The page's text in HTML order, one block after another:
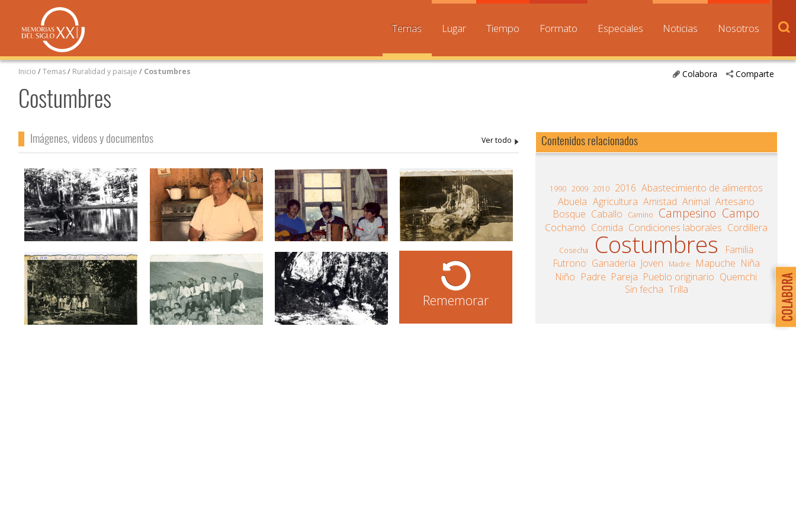
Temas Lugar Tiempo Formato Especiales Noticias Nosotros
Comparte
Colabora
Inicio /Temas/ Ruralidad y paisaje / Costumbres
Costumbres
Imágenes, videos y documentos
Rememorar
Contenidos relacionados
1990 2009 2010 2016 Abastecimiento de alimentos
Abuela Agricultura Amistad Animal Artesano
Bosque Caballo Camino Campesino Campo
Cochamó Comida Condiciones laborales Cordillera
Cosecha Costumbres
Familia
Futrono Ganadería Joven Madre Mapuche Niña
Niño Padre Pareja Pueblo originario Quemchi
Sin fecha Trilla